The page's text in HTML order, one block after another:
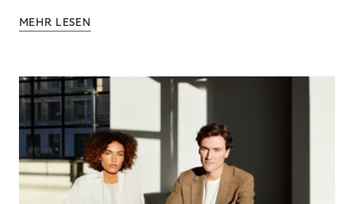
MEHR LESEN